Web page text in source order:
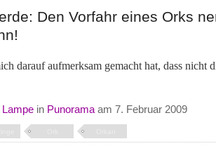
Den Vorfahr eines Orks
darauf aufmerksam gemacht hat, dass nicht
in Punorama am 7. Februar 2009